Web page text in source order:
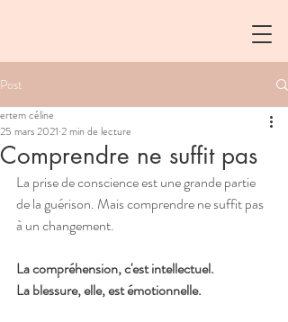
Post
Comprendre ne suffit pas
ertem céline
25 mars 2021 2 min de lecture
La prise de conscience est une grande partie
de la guérison. Mais comprendre ne suffit pas
à un changement.
La compréhension, c'est intellectuel.
La blessure, elle, est émotionnelle.